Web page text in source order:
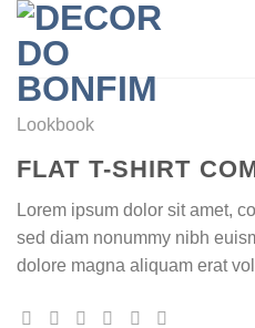
Skip
content
Lookbook
FLAT T-SHIRT
Lorem ipsum dolor sit amet,
sed diam nonummy nibh
dolore magna aliquam erat